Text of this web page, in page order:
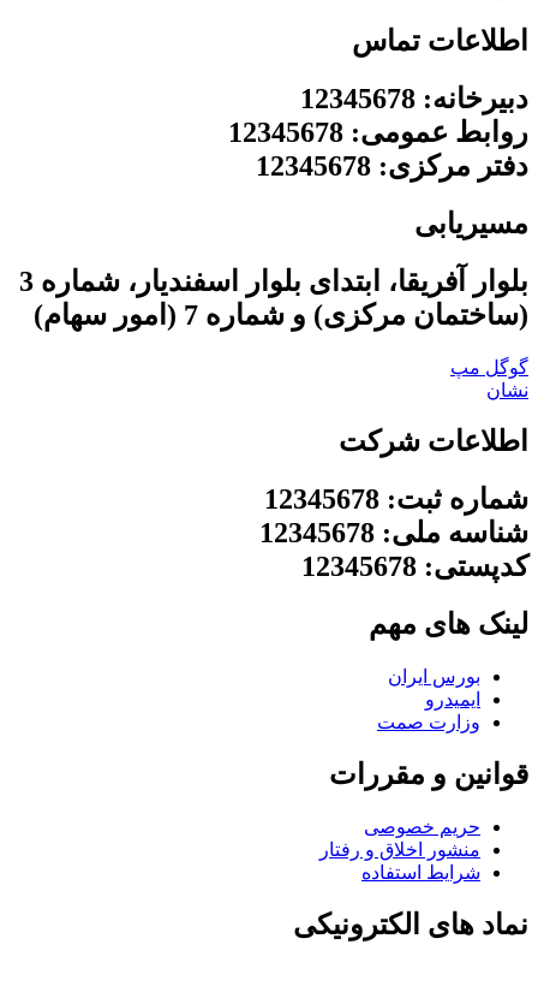
اطلاعات تماس
دبیرخانه: 12345678
روابط عمومی: 12345678
دفتر مرکزی: 12345678
مسیریابی
بلوار آفریقا، ابتدای بلوار اسفندیار، شماره 3
(ساختمان مرکزی) و شماره 7 (امور سهام)
گوگل مپ
نشان
اطلاعات شرکت
شماره ثبت: 12345678
شناسه ملی: 12345678
کدپستی: 12345678
لینک های مهم
بورس ایران
ایمیدرو
وزارت صمت
قوانین و مقررات
حریم خصوصی
منشور اخلاق و رفتار
شرایط استفاده
نماد های الکترونیکی